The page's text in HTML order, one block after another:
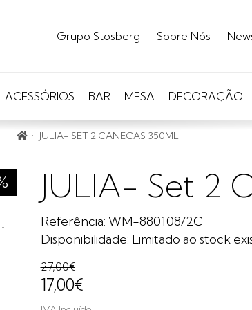
Grupo Stosberg Sobre Nós
ACESSÓRIOS BAR MESA DECORAÇÃO
JULIA- SET 2 CANECAS 350ML
JULIA- Set 2
Referência: WM-880108/2C
Disponibilidade: Limitado ao stock
27,00€
17,00€